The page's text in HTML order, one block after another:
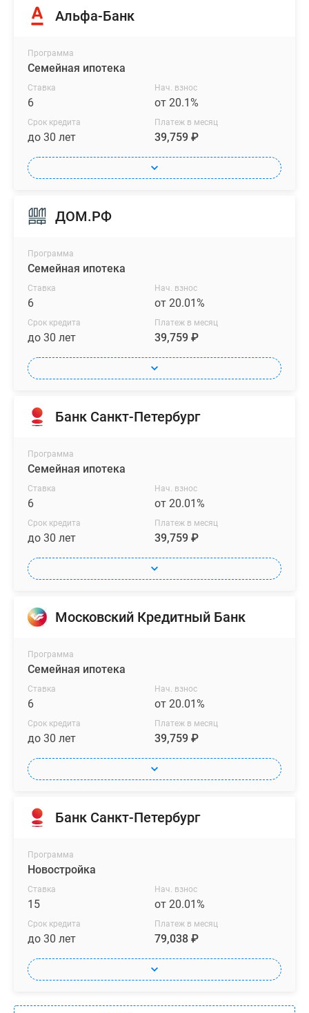
Альфа-Банк
Программа
Семейная ипотека
Ставка
6
Нач. взнос
от 20.1%
Срок кредита
до 30 лет
Платеж в месяц
39,759 ₽
ДОМ.РФ
Программа
Семейная ипотека
Ставка
6
Нач. взнос
от 20.01%
Срок кредита
до 30 лет
Платеж в месяц
39,759 ₽
Банк Санкт-Петербург
Программа
Семейная ипотека
Ставка
6
Нач. взнос
от 20.01%
Срок кредита
до 30 лет
Платеж в месяц
39,759 ₽
Московский Кредитный Банк
Программа
Семейная ипотека
Ставка
6
Нач. взнос
от 20.01%
Срок кредита
до 30 лет
Платеж в месяц
39,759 ₽
Банк Санкт-Петербург
Программа
Новостройка
Ставка
15
Нач. взнос
от 20.01%
Срок кредита
до 30 лет
Платеж в месяц
79,038 ₽